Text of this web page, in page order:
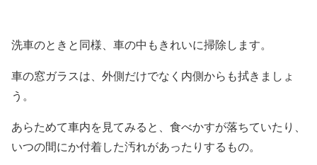
洗車のときと同様、車の中もきれいに掃除します。
車の窓ガラスは、外側だけでなく内側からも拭きましょ
う。
あらためて車内を見てみると、食べかすが落ちていたり、
いつの間にか付着した汚れがあったりするもの。